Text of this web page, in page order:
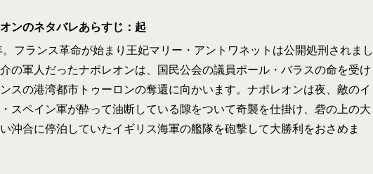
ンのネタバレあらすじ：起
。フランス革命が始まり王妃マリー・アントワネットは公開処刑されまし
の軍人だったナポレオンは、国民公会の議員ポール・バラスの命を受け
スの港湾都市トゥーロンの奪還に向かいます。ナポレオンは夜、敵のイ
スペイン軍が酔って油断している隙をついて奇襲を仕掛け、砦の上の大
沖合に停泊していたイギリス海軍の艦隊を砲撃して大勝利をおさめま